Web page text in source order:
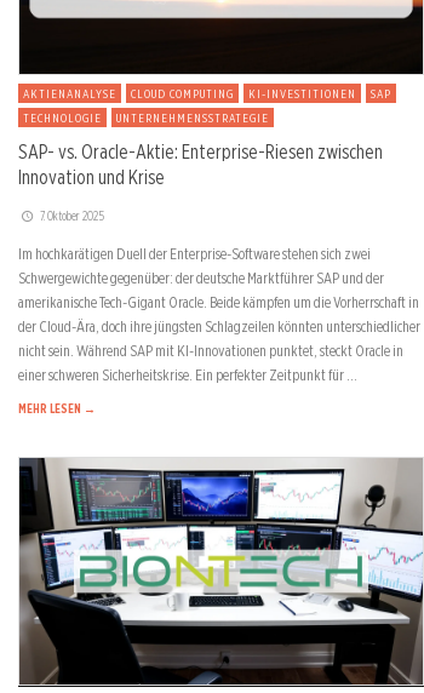
AKTIENANALYSE CLOUD COMPUTING KI-INVESTITIONEN
SAP
TECHNOLOGIE
UNTERNEHMENSSTRATEGIE
SAP- vs. Oracle-Aktie: Enterprise-Riesen zwischen
Innovation und Krise
7. Oktober 2025
Im hochkarätigen Duell der Enterprise-Software stehen sich zwei
Schwergewichte gegenüber: der deutsche Marktführer SAP und der
amerikanische Tech-Gigant Oracle. Beide kämpfen um die Vorherrschaft in
der Cloud-Ära, doch ihre jüngsten Schlagzeilen könnten unterschiedlicher
nicht sein. Während SAP mit KI-Innovationen punktet, steckt Oracle in
einer schweren Sicherheitskrise. Ein perfekter Zeitpunkt für …
MEHR LESEN →